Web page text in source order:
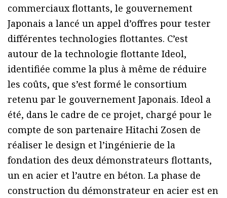
commerciaux flottants, le gouvernement
Japonais a lancé un appel d’offres pour tester
différentes technologies flottantes. C’est
autour de la technologie flottante Ideol,
identifiée comme la plus à même de réduire
les coûts, que s’est formé le consortium
retenu par le gouvernement Japonais. Ideol a
été, dans le cadre de ce projet, chargé pour le
compte de son partenaire Hitachi Zosen de
réaliser le design et l’ingénierie de la
fondation des deux démonstrateurs flottants,
un en acier et l’autre en béton. La phase de
construction du démonstrateur en acier est en